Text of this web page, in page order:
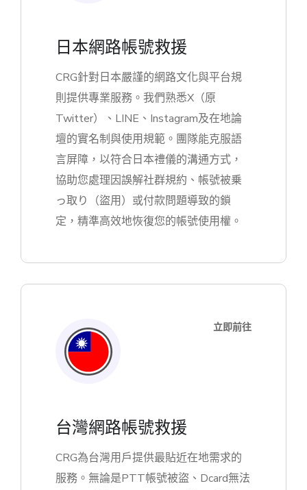
日本網路帳號救援
CRG針對日本嚴謹的網路文化與平台規
則提供專業服務。我們熟悉X（原
Twitter）、LINE、Instagram及在地論
壇的實名制與使用規範。團隊能克服語
言屏障，以符合日本禮儀的溝通方式，
協助您處理因誤解社群規約、帳號被乗
っ取り（盜用）或付款問題導致的鎖
定，精準高效地恢復您的帳號使用權。
立即前往
台灣網路帳號救援
CRG為台灣用戶提供最貼近在地需求的
服務。無論是PTT帳號被盜、Dcard無法